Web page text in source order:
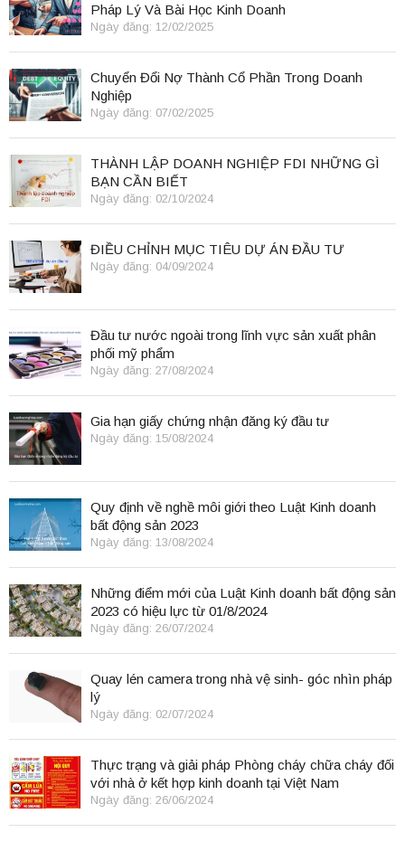
Pháp Lý Và Bài Học Kinh Doanh
Ngày đăng: 12/02/2025
Chuyển Đổi Nợ Thành Cổ Phần Trong Doanh
Nghiệp
Ngày đăng: 07/02/2025
THÀNH LẬP DOANH NGHIỆP FDI NHỮNG GÌ
BẠN CẦN BIẾT
Ngày đăng: 02/10/2024
ĐIỀU CHỈNH MỤC TIÊU DỰ ÁN ĐẦU TƯ
Ngày đăng: 04/09/2024
Đầu tư nước ngoài trong lĩnh vực sản xuất phân
phối mỹ phẩm
Ngày đăng: 27/08/2024
Gia hạn giấy chứng nhận đăng ký đầu tư
Ngày đăng: 15/08/2024
Quy định về nghề môi giới theo Luật Kinh doanh
bất động sản 2023
Ngày đăng: 13/08/2024
Những điểm mới của Luật Kinh doanh bất động sản
2023 có hiệu lực từ 01/8/2024
Ngày đăng: 26/07/2024
Quay lén camera trong nhà vệ sinh- góc nhìn pháp
lý
Ngày đăng: 02/07/2024
Thực trạng và giải pháp Phòng cháy chữa cháy đối
với nhà ở kết hợp kinh doanh tại Việt Nam
Ngày đăng: 26/06/2024